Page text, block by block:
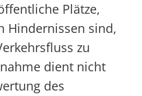
Plätze,
Hindernissen sind,
zu
dient nicht
des